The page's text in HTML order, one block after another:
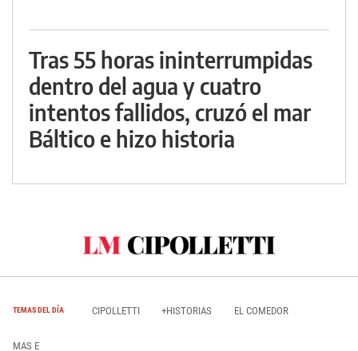
Tras 55 horas ininterrumpidas
dentro del agua y cuatro
intentos fallidos, cruzó el mar
Báltico e hizo historia
TEMAS DEL DÍA CIPOLLETTI +HISTORIAS EL COMEDOR
MAS E